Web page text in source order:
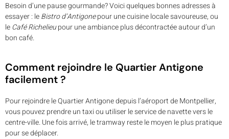
Besoin d’une pause gourmande? Voici quelques bonnes adresses à
essayer : leBistro d’Antigonepour une cuisine locale savoureuse, ou
leCafé Richelieupour une ambiance plus décontractée autour d’un
bon café.
Comment rejoindre le Quartier Antigone
facilement ?
Pour rejoindre le Quartier Antigone depuis l’aéroport de Montpellier,
vous pouvez prendre un taxi ou utiliser le service de navette vers le
centre-ville. Une fois arrivé, le tramway reste le moyen le plus pratique
pour se déplacer.